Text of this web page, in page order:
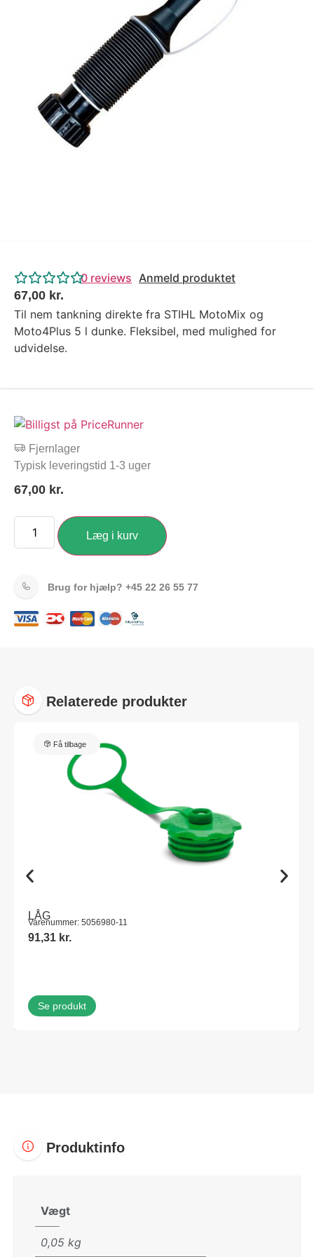
4.4 Google Reviews
4.7 Trustpilot
0 reviews Anmeld produktet
67,00 kr.
Til nem tankning direkte fra STIHL MotoMix og
Moto4Plus 5 l dunke. Fleksibel, med mulighed for
udvidelse.
Fjernlager
Typisk leveringstid 1-3 uger
67,00 kr.
Læg i kurv
Brug for hjælp? +45 22 26 55 77
Relaterede produkter
Få tilbage
LÅG
Varenummer: 5056980-11
91,31 kr.
Se produkt
Produktinfo
Vægt
0,05 kg